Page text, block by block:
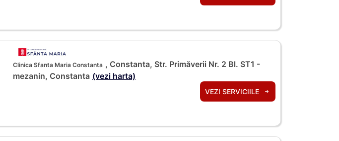
Clinica Sfanta Maria Constanta , Constanta, Str. Primăverii Nr. 2 Bl. ST1 -
mezanin, Constanta (vezi harta)
VEZI SERVICIILE